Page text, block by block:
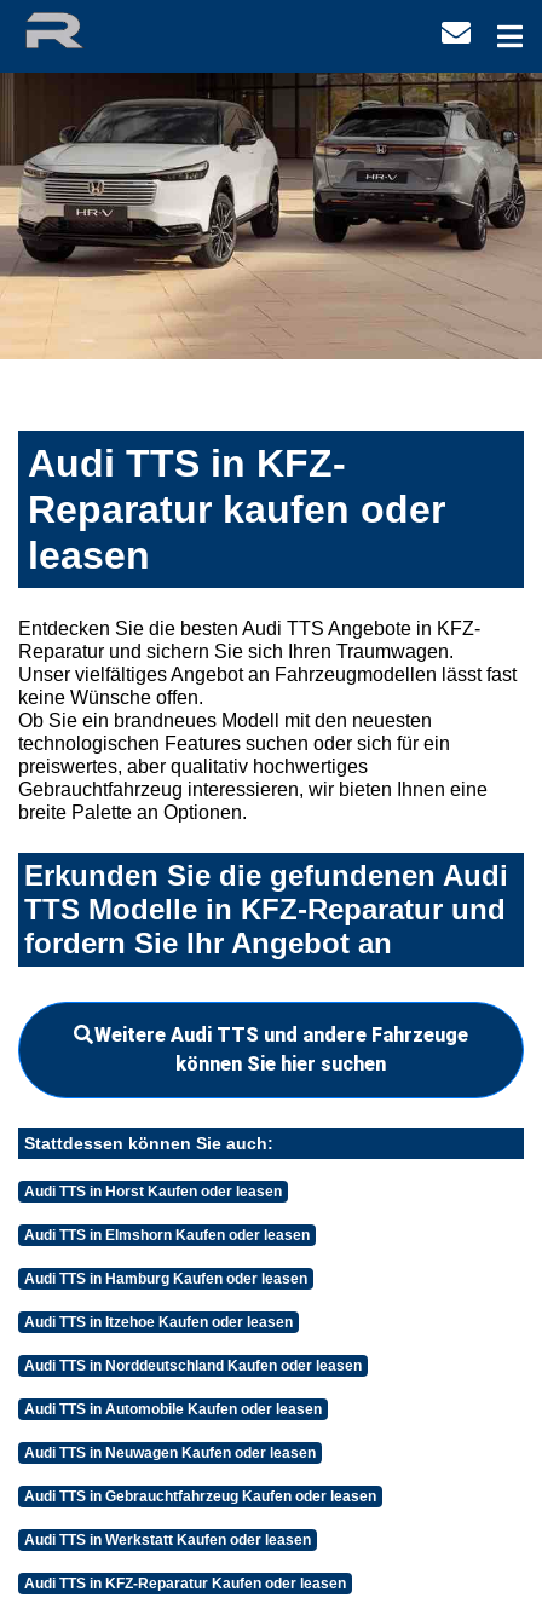
Audi TTS in KFZ-
Reparatur kaufen oder
leasen
Entdecken Sie die besten Audi TTS Angebote in KFZ-
Reparatur und sichern Sie sich Ihren Traumwagen.
Unser vielfältiges Angebot an Fahrzeugmodellen lässt fast
keine Wünsche offen.
Ob Sie ein brandneues Modell mit den neuesten
technologischen Features suchen oder sich für ein
preiswertes, aber qualitativ hochwertiges
Gebrauchtfahrzeug interessieren, wir bieten Ihnen eine
breite Palette an Optionen.
Erkunden Sie die gefundenen Audi
TTS Modelle in KFZ-Reparatur und
fordern Sie Ihr Angebot an
Weitere Audi TTS und andere Fahrzeuge
können Sie hier suchen
Stattdessen können Sie auch:
Audi TTS in Horst Kaufen oder leasen
Audi TTS in Elmshorn Kaufen oder leasen
Audi TTS in Hamburg Kaufen oder leasen
Audi TTS in Itzehoe Kaufen oder leasen
Audi TTS in Norddeutschland Kaufen oder leasen
Audi TTS in Automobile Kaufen oder leasen
Audi TTS in Neuwagen Kaufen oder leasen
Audi TTS in Gebrauchtfahrzeug Kaufen oder leasen
Audi TTS in Werkstatt Kaufen oder leasen
Audi TTS in KFZ-Reparatur Kaufen oder leasen